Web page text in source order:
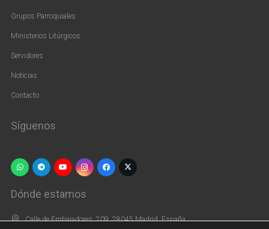
Grupos Parroquiales
Ministerios Litúrgicos
Servidores
Noticias
Contacto
Síguenos
Dónde estamos
Calle de Embajadores, 209, 28045 Madrid, España